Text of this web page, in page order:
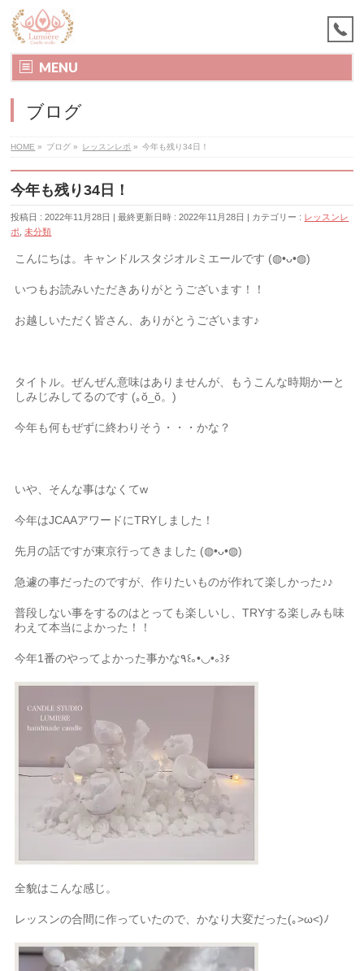
MENU
ブログ
HOME » ブログ » レッスンレポ » 今年も残り34日！
今年も残り34日！
投稿日 : 2022年11月28日 最終更新日時 : 2022年11月28日 カテゴリー : レッスンレ
ポ ,未分類
こんにちは。キャンドルスタジオルミエールです (◍•ᴗ•◍)
いつもお読みいただきありがとうございます！！
お越しいただく皆さん、ありがとうございます♪
タイトル。ぜんぜん意味はありませんが、もうこんな時期かーと
しみじみしてるのです (｡ŏ_ŏ。)
今年も何もぜずに終わりそう・・・かな？
いや、そんな事はなくてw
今年はJCAAアワードにTRYしました！
先月の話ですが東京行ってきました (◍•ᴗ•◍)
急遽の事だったのですが、作りたいものが作れて楽しかった♪♪
普段しない事をするのはとっても楽しいし、TRYする楽しみも味
わえて本当によかった！！
今年1番のやってよかった事かな ٩꒰｡•◡•｡꒱۶
全貌はこんな感じ。
レッスンの合間に作っていたので、かなり大変だった(｡>ω<)ﾉ